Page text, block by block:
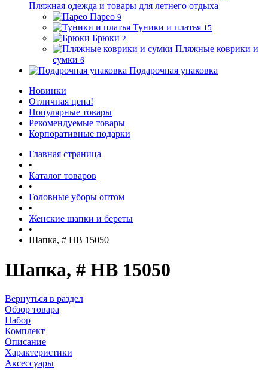
Пляжная одежда и товары для летнего отдыха
Парео 9
Туники и платья 15
Брюки 2
Пляжные коврики и
сумки 6
Подарочная упаковка
Новинки
Отличная цена!
Популярные товары
Рекомендуемые товары
Корпоративные подарки
Главная страница
•
Каталог товаров
•
Головные уборы оптом
•
Женские шапки и береты
•
Шапка, # HB 15050
Шапка, # HB 15050
Вернуться в раздел
Обзор товара
Набор
Комплект
Описание
Характеристики
Аксессуары